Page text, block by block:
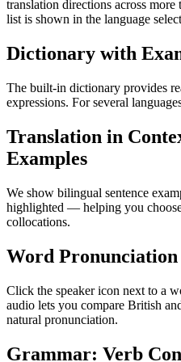
translation directions across
list is shown in the language
Dictionary with
The built-in dictionary provides
expressions. For several
Translation in
Examples
We show bilingual sentence
highlighted — helping you
collocations.
Word Pronunciation
Click the speaker icon next to a
audio lets you compare British
natural pronunciation.
Grammar: Verb